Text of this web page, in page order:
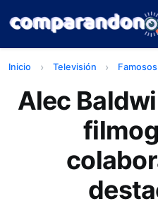
Inicio Televisión Famosos
Alec